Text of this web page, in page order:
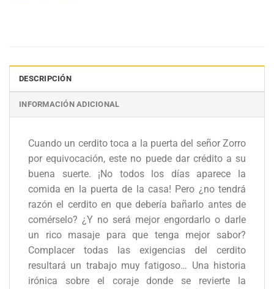
DESCRIPCIÓN
INFORMACIÓN ADICIONAL
Cuando un cerdito toca a la puerta del señor Zorro
por equivocación, este no puede dar crédito a su
buena suerte. ¡No todos los días aparece la
comida en la puerta de la casa! Pero ¿no tendrá
razón el cerdito en que debería bañarlo antes de
comérselo? ¿Y no será mejor engordarlo o darle
un rico masaje para que tenga mejor sabor?
Complacer todas las exigencias del cerdito
resultará un trabajo muy fatigoso… Una historia
irónica sobre el coraje donde se revierte la